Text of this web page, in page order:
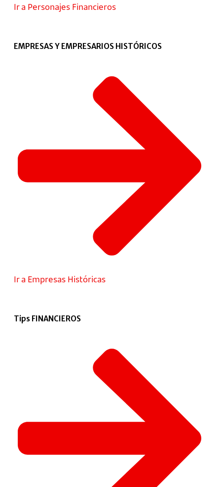
Ir a Personajes Financieros
EMPRESAS Y EMPRESARIOS HISTÓRICOS
Ir a Empresas Históricas
Tips FINANCIEROS